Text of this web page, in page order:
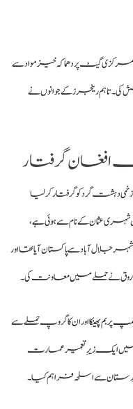
گیٹ پر دھماکہ خیز مواد سے
کی۔ تاہم رینجرز کے جوانوں نے
افغان گرفتار
دہشت گرد کو گرفتار کر لیا
عثمان کے نام سے ہوئی ہے،
جلال آباد سے پاکستان آیا تھا اور
نے حملے میں معاونت کی۔
پر بم پھینکااور ان کا گروپ حملے سے
ایک زیرِ تعمیر عمارت
سے اسلحہ فراہم کیا۔